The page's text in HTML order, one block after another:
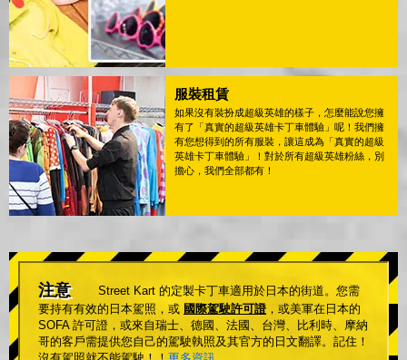
服裝租賃
如果沒有裝扮成超級英雄的樣子，怎麼能說您擁
有了「真實的超級英雄卡丁車體驗」呢！我們擁
有您想得到的所有服裝，讓這成為「真實的超級
英雄卡丁車體驗」！對於所有超級英雄粉絲，別
擔心，我們全部都有！
注意
Street Kart 的定製卡丁車適用於日本的街道。您需
要持有有效的日本駕照，或 國際駕駛許可證 ，或美軍在日本的
SOFA 許可證，或來自瑞士、德國、法國、台灣、比利時、摩納
哥的客戶需提供您自己的駕駛執照及其官方的日文翻譯。記住！